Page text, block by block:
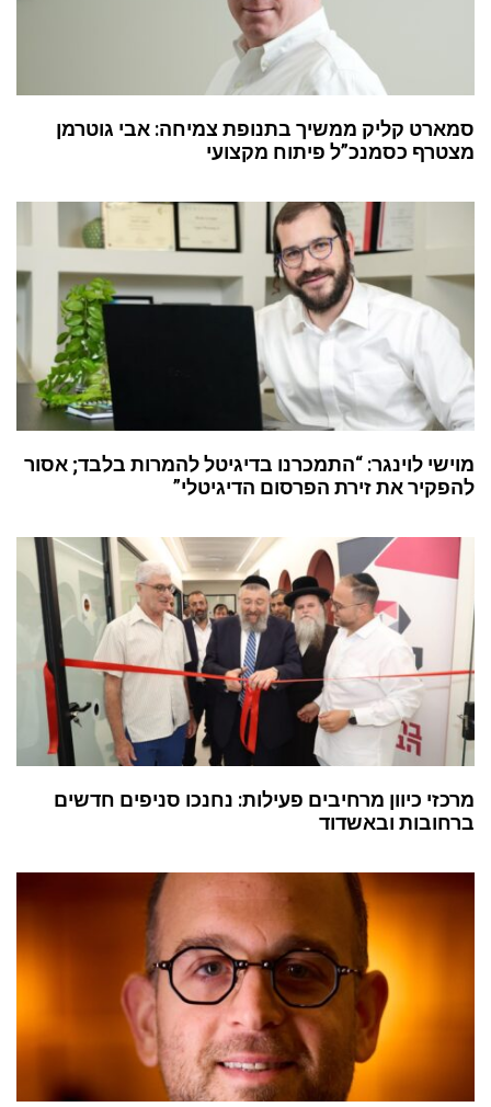
סמארט קליק ממשיך בתנופת צמיחה: אבי גוטרמן
מצטרף כסמנכ”ל פיתוח מקצועי
מוישי לוינגר: “התמכרנו בדיגיטל להמרות בלבד; אסור
להפקיר את זירת הפרסום הדיגיטלי”
מרכזי כיוון מרחיבים פעילות: נחנכו סניפים חדשים
ברחובות ובאשדוד